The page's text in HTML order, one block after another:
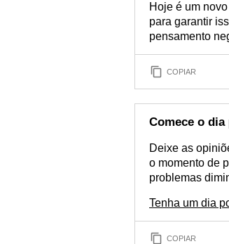
Hoje é um
para garantir
pensamento
COPIAR
Comece o dia
Deixe as
o momento de
problemas
Tenha um dia
COPIAR